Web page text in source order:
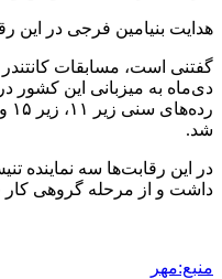
هدایت بنیامین فرجی در این
دی‌ماه به میزبانی این کشور
شد.
در این رقابت‌ها سه نماینده
داشت و از مرحله گروهی کار
منبع:مهر